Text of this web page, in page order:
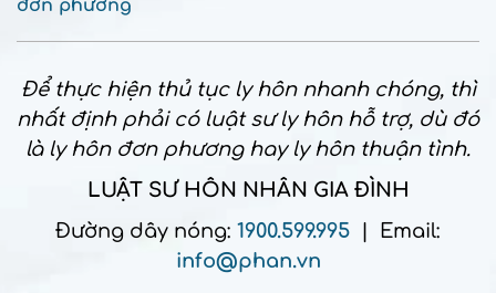
đơn phương
Để thực hiện thủ tục ly hôn nhanh chóng, thì
nhất định phải có luật sư ly hôn hỗ trợ, dù đó
là ly hôn đơn phương hay ly hôn thuận tình.
LUẬT SƯ HÔN NHÂN GIA ĐÌNH
Đường dây nóng: 1900.599.995 | Email:
info@phan.vn